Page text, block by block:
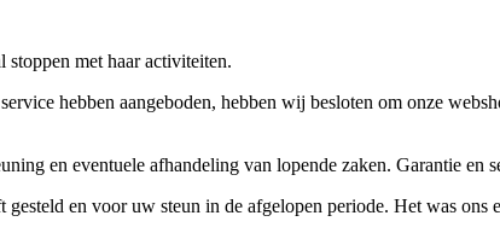
met haar activiteiten.
hebben aangeboden, hebben wij besloten om onze
en eventuele afhandeling van lopende zaken. Garantie
en voor uw steun in de afgelopen periode. Het was ons